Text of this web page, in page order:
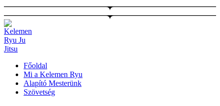
Ugrás
a
tartalomhoz
Főoldal
Mi a Kelemen Ryu
Alapító Mesterünk
Szövetség